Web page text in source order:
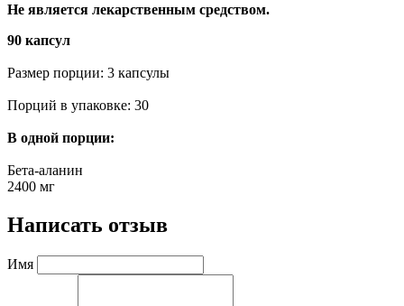
Не является лекарственным средством.
90 капсул
Размер порции: 3 капсулы
Порций в упаковке: 30
В одной порции:
Бета-аланин
2400 мг
Написать отзыв
Имя